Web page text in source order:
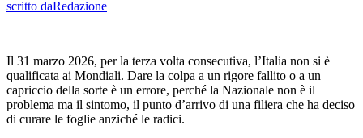
scritto daRedazione
Il 31 marzo 2026, per la terza volta consecutiva, l’Italia non si è
qualificata ai Mondiali. Dare la colpa a un rigore fallito o a un
capriccio della sorte è un errore, perché la Nazionale non è il
problema ma il sintomo, il punto d’arrivo di una filiera che ha deciso
di curare le foglie anziché le radici.